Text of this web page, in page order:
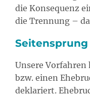
die Konsequenz
die Trennung –
Unsere Vorfahren
bzw. einen
deklariert.